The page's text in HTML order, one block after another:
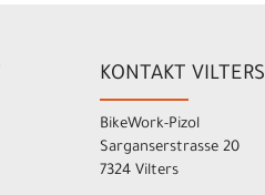
KONTAKT VILTERS
BikeWork-Pizol
Sarganserstrasse 20
7324 Vilters